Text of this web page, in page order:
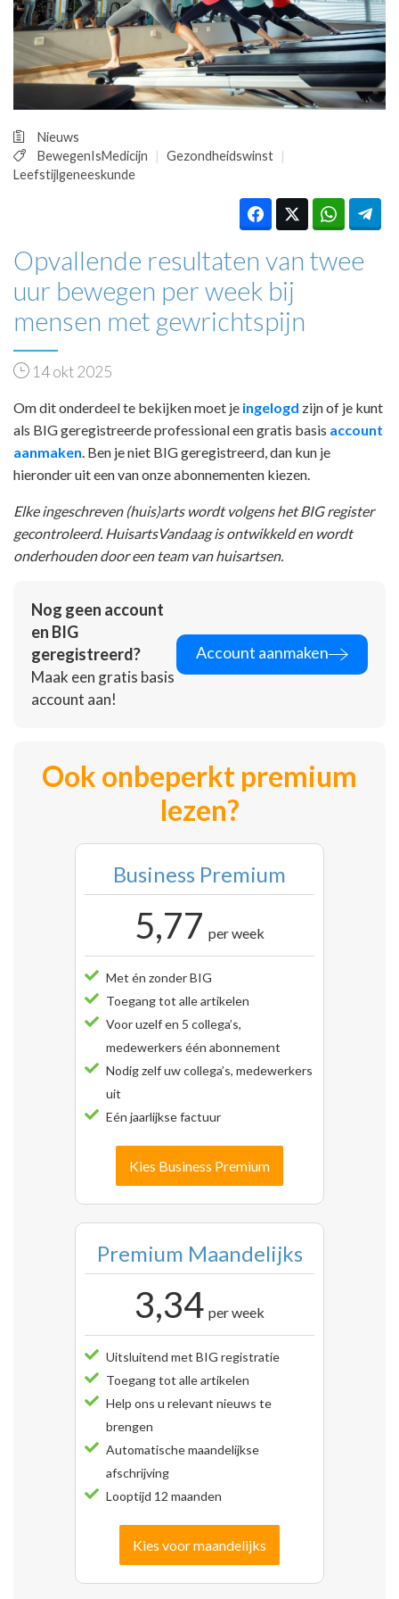
PRAKTIJKZAKEN
TARIEVEN
VPHUISARTSEN
MEDISCHE VAKHANDEL
REGISTRATIE
Nieuws
BewegenIsMedicijn
Gezondheidswinst
Leefstijlgeneeskunde
Opvallende resultaten van twee
uur bewegen per week bij
mensen met gewrichtspijn
14 okt 2025
Om dit onderdeel te bekijken moet je ingelogd zijn of je kunt
als BIG geregistreerde professional een gratis basis account
aanmaken . Ben je niet BIG geregistreerd, dan kun je
hieronder uit een van onze abonnementen kiezen.
Elke ingeschreven (huis)arts wordt volgens het BIG register
gecontroleerd. HuisartsVandaag is ontwikkeld en wordt
onderhouden door een team van huisartsen.
Nog geen account
en BIG
geregistreerd?
Maak een gratis basis
account aan!
Account aanmaken
Ook onbeperkt premium
lezen?
Business Premium
5,77 per week
Met én zonder BIG
Toegang tot alle artikelen
Voor uzelf en 5 collega’s,
medewerkers één abonnement
Nodig zelf uw collega’s, medewerkers
uit
Eén jaarlijkse factuur
Kies Business Premium
Premium Maandelijks
3,34 per week
Uitsluitend met BIG registratie
Toegang tot alle artikelen
Help ons u relevant nieuws te
brengen
Automatische maandelijkse
afschrijving
Looptijd 12 maanden
Kies voor maandelijks